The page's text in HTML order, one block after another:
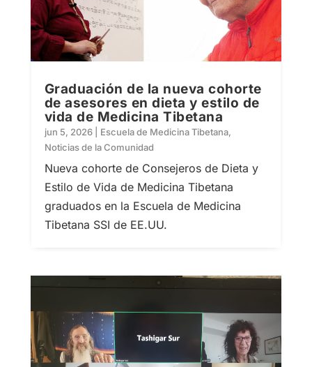
Graduación de la nueva cohorte
de asesores en dieta y estilo de
vida de Medicina Tibetana
jun 5, 2026| Escuela de Medicina Tibetana,
Noticias de la Comunidad
Nueva cohorte de Consejeros de Dieta y
Estilo de Vida de Medicina Tibetana
graduados en la Escuela de Medicina
Tibetana SSI de EE.UU.